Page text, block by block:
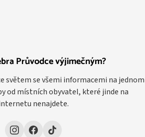
Průvodce výjimečným?
světem se všemi informacemi na jednom
od místních obyvatel, které jinde na
nenajdete.